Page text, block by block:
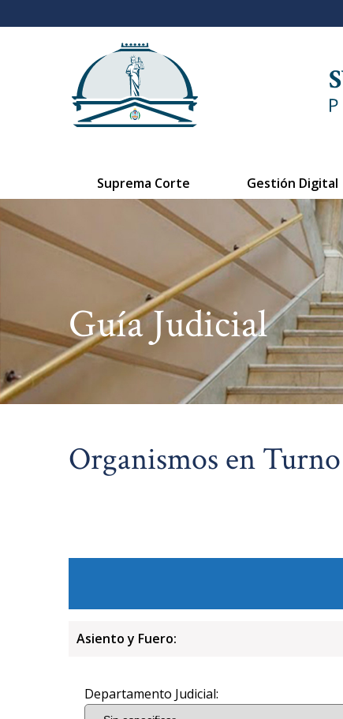
Suprema Corte Gestión Digital
Guía Judicial
Organismos en Turno
Asiento y Fuero:
Departamento Judicial: